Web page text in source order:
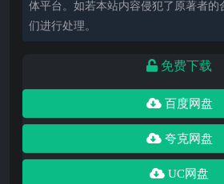
体平台。如若本站内容侵犯了原著者的
们进行处理。
免费下载
百度网盘
夸克网盘
UC网盘